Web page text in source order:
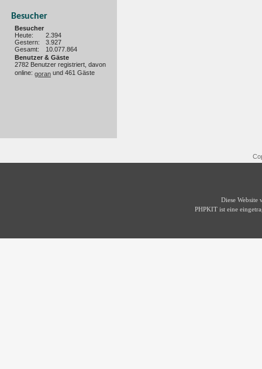
Besucher
Besucher
Heute:
2.394
Gestern:
3.927
Gesamt:
10.077.864
Benutzer & Gäste
2782 Benutzer registriert, davon
online: goran und 461 Gäste
Diese Website
PHPKIT ist eine